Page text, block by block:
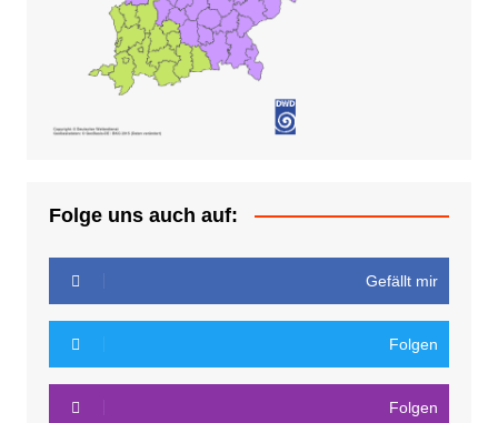
Folge uns auch auf:
Gefällt mir
Folgen
Folgen